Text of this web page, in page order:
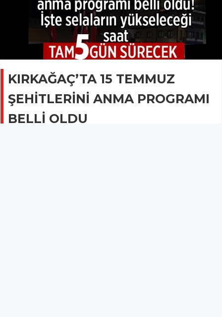
KIRKAĞAÇ’TA 15 TEMMUZ
ŞEHİTLERİNİ ANMA PROGRAMI
BELLİ OLDU